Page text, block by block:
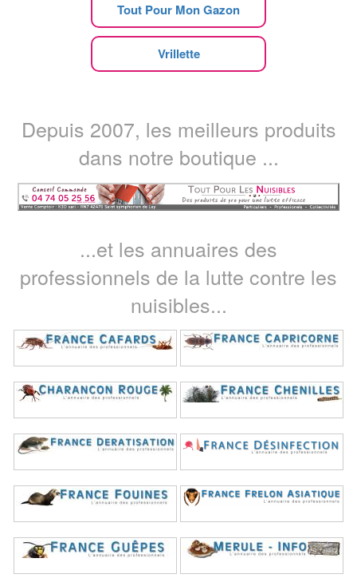
Tout Pour Mon Gazon
Vrillette
Depuis 2007, les meilleurs produits
dans notre boutique ...
...et les annuaires des
professionnels de la lutte contre les
nuisibles...